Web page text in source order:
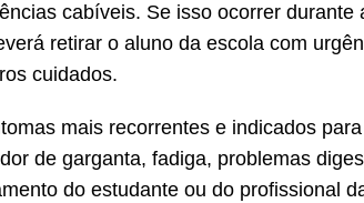
cabíveis. Se isso ocorrer
retirar o aluno da escola com
cuidados.
mais recorrentes e indicados
de garganta, fadiga, problemas
do estudante ou do profissional